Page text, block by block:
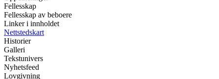
Fellesskap
Fellesskap av beboere
Linker i innholdet
Nettstedskart
Historier
Galleri
Tekstunivers
Nyhetsfeed
Lovgivning